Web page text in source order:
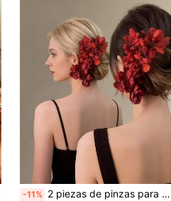
-11% 2 piezas de pinzas para el cabello con flores rojas vintage, accesorios de boda hechos a mano - Adecuados para bodas, sesiones de fotos, fiestas y ocasiones formales, pinzas para el cabello de novia, accesorios para el cabello con flores retro, tocado, extensión de moño, pasadores para peinar el cabello